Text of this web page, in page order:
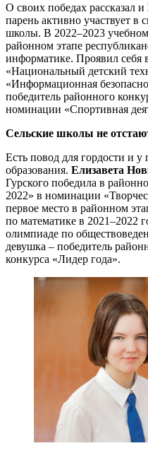
О своих победах рассказал и
парень активно участвует
школы. В 2022–2023 учебном
районном этапе
информатике. Проявил себя
«Национальный детский
«Информационная
победитель районного
номинации «Спортивная
Сельские школы не
Есть повод для гордости и у
образования. Елизавета
Гурского победила в
2022» в номинации
первое место в районном
по математике в 2021–2022
олимпиаде по
девушка – победитель
конкурса «Лидер года».